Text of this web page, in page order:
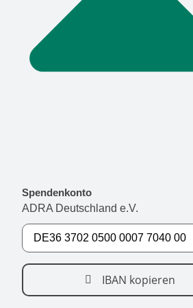
Spendenkonto
ADRA Deutschland e.V.
IBAN kopieren